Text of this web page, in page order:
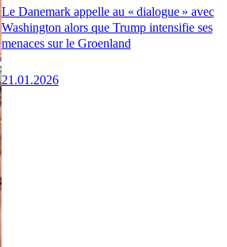
Le Danemark appelle au « dialogue » avec
Washington alors que Trump intensifie ses
menaces sur le Groenland
21.01.2026